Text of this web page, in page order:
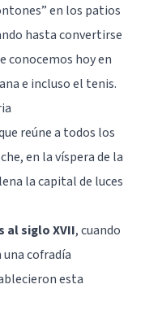
en los patios
hasta convertirse
conocemos hoy en
e incluso el tenis.
reúne a todos los
en la víspera de la
la capital de luces
al siglo XVII, cuando
cofradía
esta